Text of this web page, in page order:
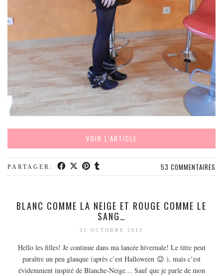
DIVERSES BOX
DIY
LIFESTYLE
ME CONTACTER
A PROPOS
VOIR L’ARTICLE
PARTAGER: 53 COMMENTAIRES
BLANC COMME LA NEIGE ET ROUGE COMME LE
SANG…
31 OCTOBRE 2012
Hello les filles! Je continue dans ma lancée hivernale! Le titre peut
paraître un peu glauque (après c’est Halloween 😉 ), mais c’est
évidemment inspiré de Blanche-Neige… Sauf que je parle de mon